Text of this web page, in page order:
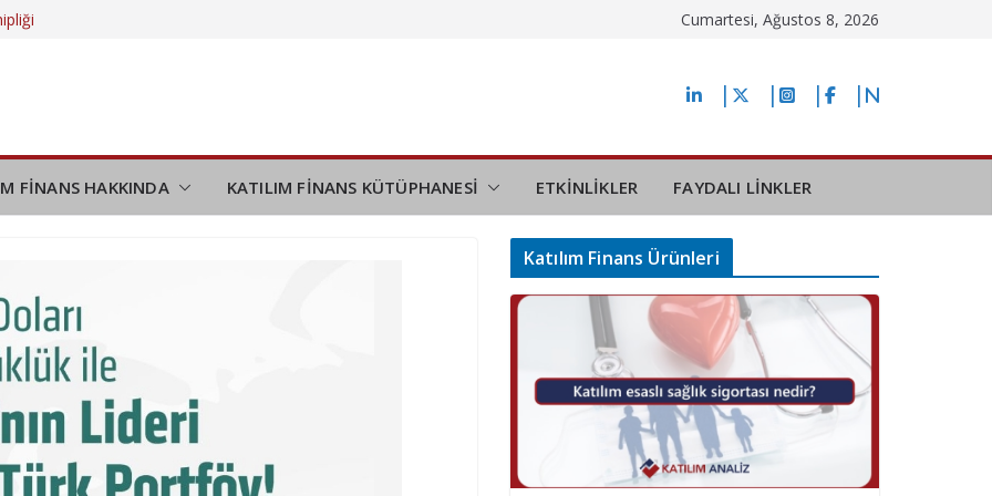
da
Cumartesi, Ağustos 8, 2026
FİNANS HAKKINDA KATILIM FİNANS KÜTÜPHANESİ ETKİNLİKLER FAYDALI LİNKLER
Katılım Finans Ürünleri